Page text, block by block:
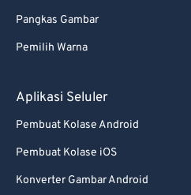
Pangkas Gambar
Pemilih Warna
Aplikasi Seluler
Pembuat Kolase Android
Pembuat Kolase iOS
Konverter Gambar Android